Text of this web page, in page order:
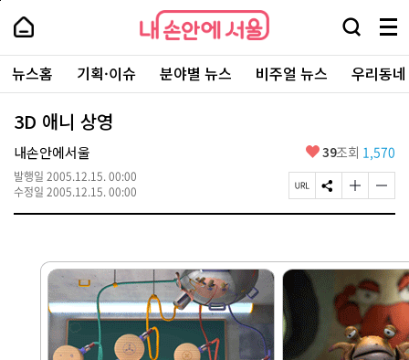
본
로
가
내
손
안
에
서
울
-
서
울
시
대
표
소
내
손
에
울
검
창
열
기
메
뉴
전
체
보
주
요
서
뉴스홈 기획·이슈 분야별 뉴스 비주얼 뉴스 우리동
3D 애니 상영
내손안에서울
발행일 2005.12.15. 00:00
수정일 2005.12.15. 00:00
좋
요
39조회 1,570
페
이
L
복
S
N
하
글
자
게
변
경
하
기
글
자
게
변
경
하
기
페
상
단
로